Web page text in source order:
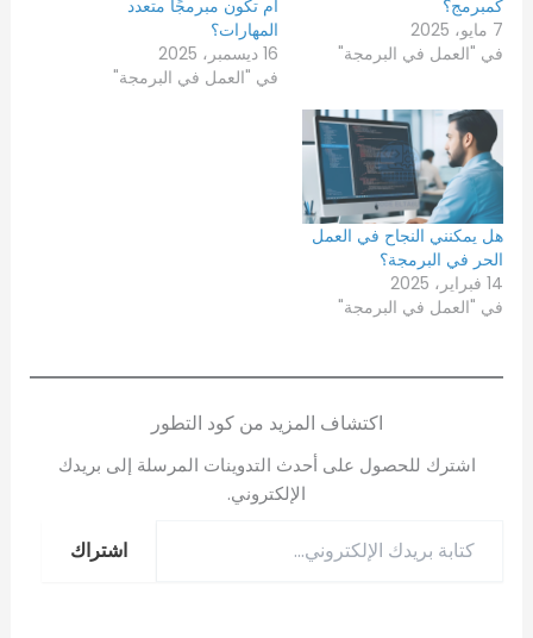
كمبرمج؟
7 مايو، 2025
في "العمل في البرمجة"
أم تكون مبرمجًا متعدد
المهارات؟
16 ديسمبر، 2025
في "العمل في البرمجة"
هل يمكنني النجاح في العمل
الحر في البرمجة؟
14 فبراير، 2025
في "العمل في البرمجة"
اكتشاف المزيد من كود التطور
اشترك للحصول على أحدث التدوينات المرسلة إلى بريدك
الإلكتروني.
اشتراك